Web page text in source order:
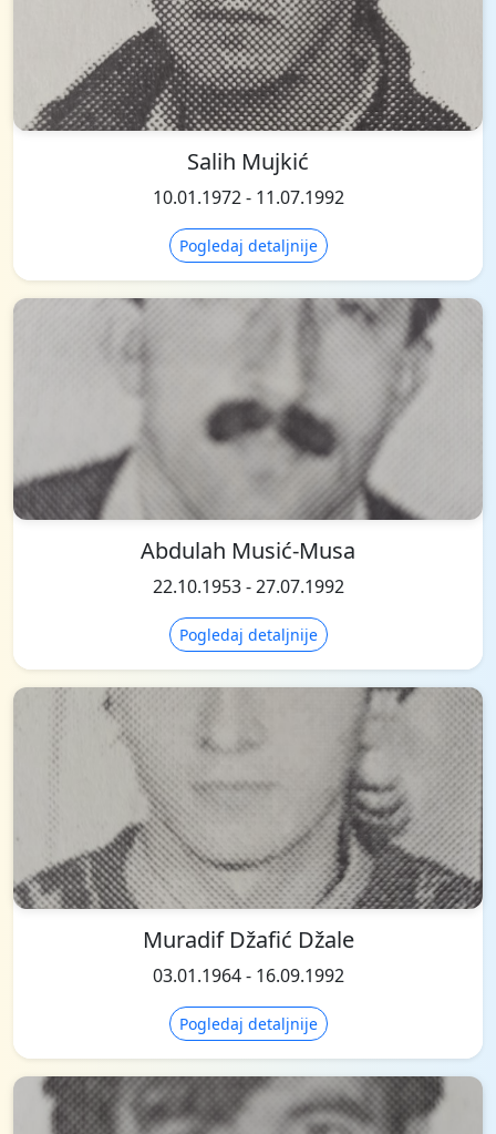
Salih Mujkić
10.01.1972 - 11.07.1992
Pogledaj detaljnije
Abdulah Musić-Musa
22.10.1953 - 27.07.1992
Pogledaj detaljnije
Muradif Džafić Džale
03.01.1964 - 16.09.1992
Pogledaj detaljnije